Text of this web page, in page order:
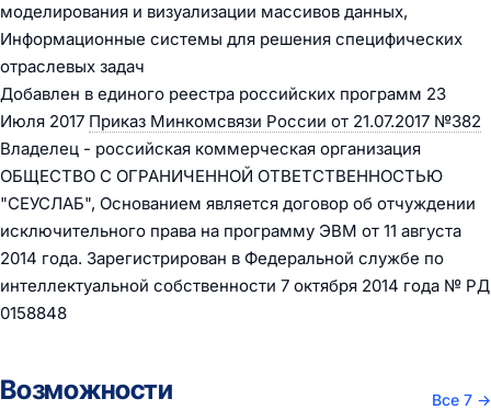
моделирования и визуализации массивов данных,
Информационные системы для решения специфических
отраслевых задач
Добавлен в единого реестра российских программ 23
Июля 2017 Приказ Минкомсвязи России от 21.07.2017 №382
Владелец - российская коммерческая организация
ОБЩЕСТВО С ОГРАНИЧЕННОЙ ОТВЕТСТВЕННОСТЬЮ
"СЕУСЛАБ", Основанием является договор об отчуждении
исключительного права на программу ЭВМ от 11 августа
2014 года. Зарегистрирован в Федеральной службе по
интеллектуальной собственности 7 октября 2014 года № РД
0158848
Возможности Все 7 →